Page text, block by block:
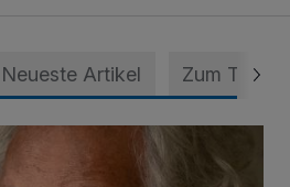
Neueste Artikel Zum Thema